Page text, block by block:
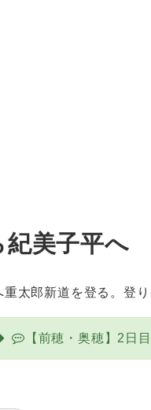
美子平へ
太郎新道を登る。登り
【前穂・奥穂】2日